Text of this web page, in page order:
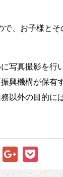
、お子様と
写真撮影を行
興機構が保有
以外の目的に